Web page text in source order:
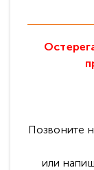
Позвоните
или